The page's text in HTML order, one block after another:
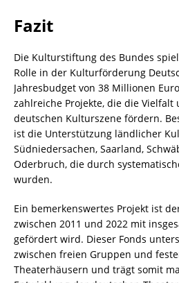
Fazit
Die Kulturstiftung des Bundes
Rolle in der Kulturförderung
Jahresbudget von 38 Millionen
zahlreiche Projekte, die die Vielfalt
deutschen Kulturszene fördern.
ist die Unterstützung ländlicher
Südniedersachen, Saarland,
Oderbruch, die durch
wurden.
Ein bemerkenswertes Projekt ist
zwischen 2011 und 2022 mit
gefördert wird. Dieser Fonds
zwischen freien Gruppen und
Theaterhäusern und trägt somit